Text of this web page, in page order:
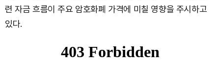
련 자금 흐름이 주요 암호화폐 가격에 미칠 영향을 주시하고
있다.